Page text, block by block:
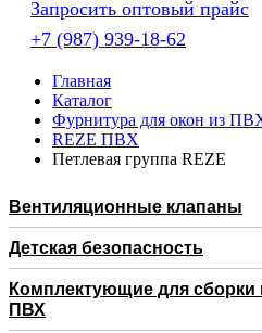
Запросить оптовый прайс
+7 (987) 939-18-62
Главная
Каталог
Фурнитура для окон из
REZE ПВХ
Петлевая группа REZE
Вентиляционные клапаны
Детская безопасность
Комплектующие для сборки
ПВХ